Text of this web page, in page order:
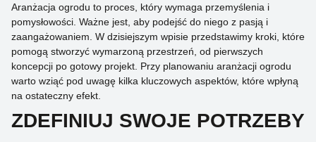
Aranżacja ogrodu to proces, który wymaga przemyślenia i
pomysłowości. Ważne jest, aby podejść do niego z pasją i
zaangażowaniem. W dzisiejszym wpisie przedstawimy kroki, które
pomogą stworzyć wymarzoną przestrzeń, od pierwszych
koncepcji po gotowy projekt. Przy planowaniu aranżacji ogrodu
warto wziąć pod uwagę kilka kluczowych aspektów, które wpłyną
na ostateczny efekt.
ZDEFINIUJ SWOJE POTRZEBY